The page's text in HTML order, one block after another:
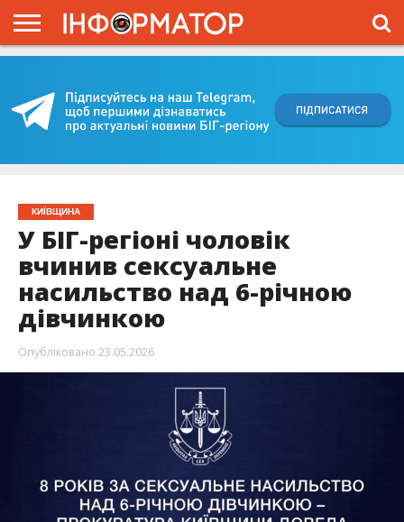
ПРОЄКТ
КИЇВЩИНА
У БІГ-регіоні чоловік
вчинив сексуальне
насильство над 6-річною
дівчинкою
Опубліковано 23.05.2026